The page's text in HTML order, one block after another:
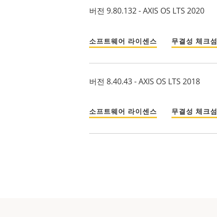
버전 9.80.132 - AXIS OS LTS 2020
소프트웨어 라이센스 무결성 체크섬
버전 8.40.43 - AXIS OS LTS 2018
소프트웨어 라이센스 무결성 체크섬